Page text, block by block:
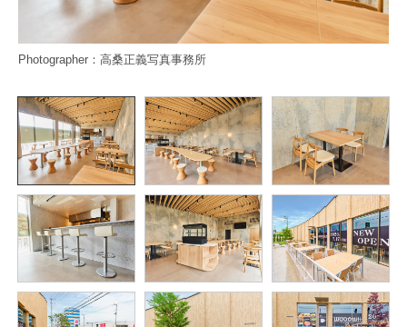
Photographer：高桑正義写真事務所